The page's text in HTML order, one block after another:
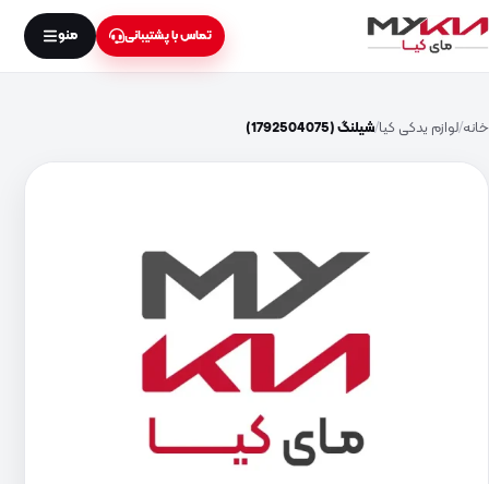
تماس با پشتیبانی منو
خانه لوازم یدکی کیا شیلنگ (1792504075)